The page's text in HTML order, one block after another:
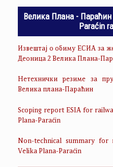
Велика Плана - Параћин
Paraćin
Извештај о обиму ЕСИА за
Деоница 2 Велика Плана-
Нетехнички резиме за
Велика плана-Параћин
Scoping report ESIA for
Plana-Paraćin
Non-technical summary for
Velika Plana-Paraćin